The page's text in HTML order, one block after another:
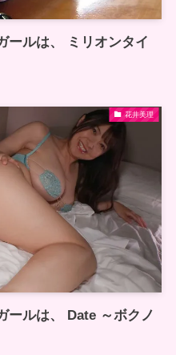
ールは、 ミリオンタイ
花井美理
ールは、 Date ～ボクノ